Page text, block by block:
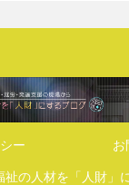
ー お
の人材を「人財」